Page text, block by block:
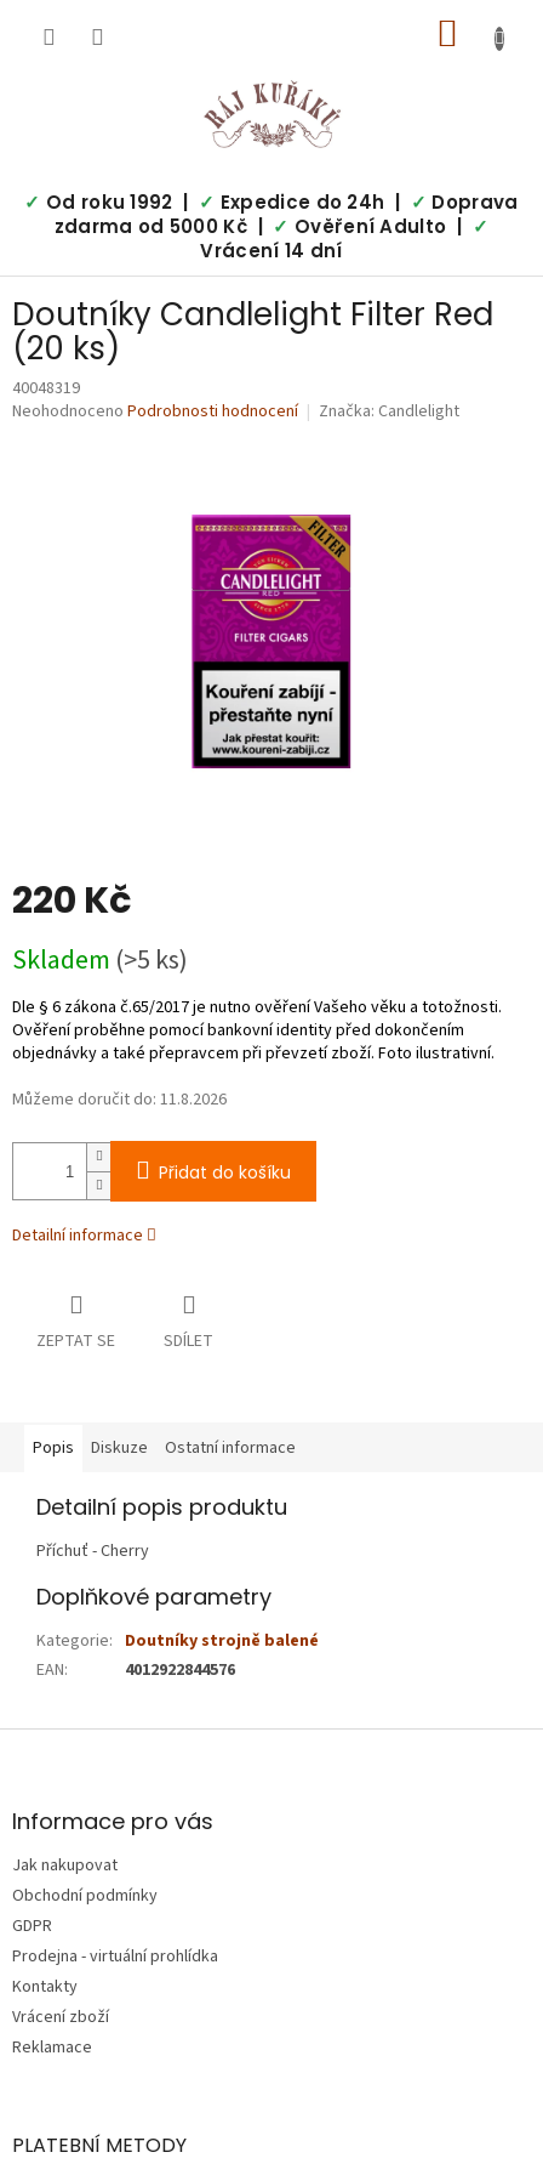
KOŠÍK
✓ Od roku 1992 | ✓ Expedice do 24h | ✓ Doprava
zdarma od 5000 Kč | ✓ Ověření Adulto |
✓
Vrácení 14 dní
Doutníky Candlelight Filter Red
(20 ks)
40048319
Průměrné
Neohodnoceno Podrobnosti hodnocení Značka: Candlelight
220 Kč
cena:
Skladem (>5 ks)
Můžeme doručit do: 11.8.2026
Přidat do košíku
Detailní informace
ZEPTAT SE SDÍLET
Popis Diskuze Ostatní informace
Detailní popis produktu
Příchuť - Cherry
Doplňkové parametry
Kategorie: Doutníky strojně balené
EAN: 4012922844576
Z
aInformace pro vás
Jak nakupovat
Obchodní podmínky
GDPR
Prodejna - virtuální prohlídka
Kontakty
Vrácení zboží
Reklamace
PLATEBNÍ METODY